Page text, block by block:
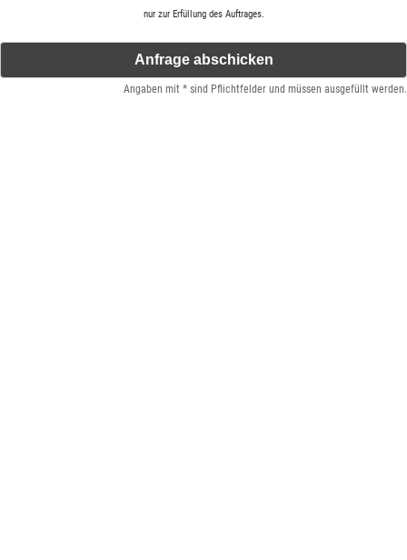
nur zur Erfüllung des Auftrages.
Angaben mit * sind Pflichtfelder und müssen ausgefüllt werden.